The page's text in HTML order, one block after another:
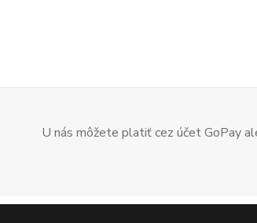
U nás môžete platiť cez účet GoPay